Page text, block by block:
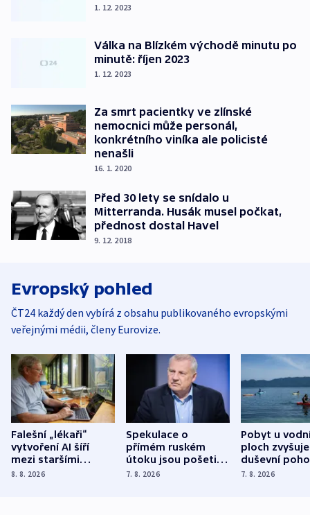
1. 12. 2023
Válka na Blízkém východě minutu po
minutě: říjen 2023
1. 12. 2023
Za smrt pacientky ve zlínské
nemocnici může personál,
konkrétního viníka ale policisté
nenašli
16. 1. 2020
Před 30 lety se snídalo u
Mitterranda. Husák musel počkat,
přednost dostal Havel
9. 12. 2018
Evropský pohled
ČT24 každý den vybírá z obsahu publikovaného evropskými
veřejnými médii, členy Eurovize.
Falešní „lékaři“
vytvoření AI šíří
mezi staršími
Poláky nebezpečné
8. 8. 2026
Spekulace o
přímém ruském
útoku jsou pošetilé,
míní estonský
7. 8. 2026
Pobyt u
ploch zvyšuje
duševní
ukázala
7. 8. 2026